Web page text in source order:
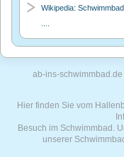
Wikipedia: Schwimmbad
ab-ins-
Hier finden Sie vom
Besuch im Schwimmbad.
unserer